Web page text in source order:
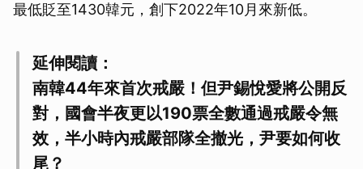
最低貶至1430韓元，創下2022年10月來新低。
延伸閱讀：
南韓44年來首次戒嚴！但尹錫悅愛將公開反
對，國會半夜更以190票全數通過戒嚴令無
效，半小時內戒嚴部隊全撤光，尹要如何收
尾？